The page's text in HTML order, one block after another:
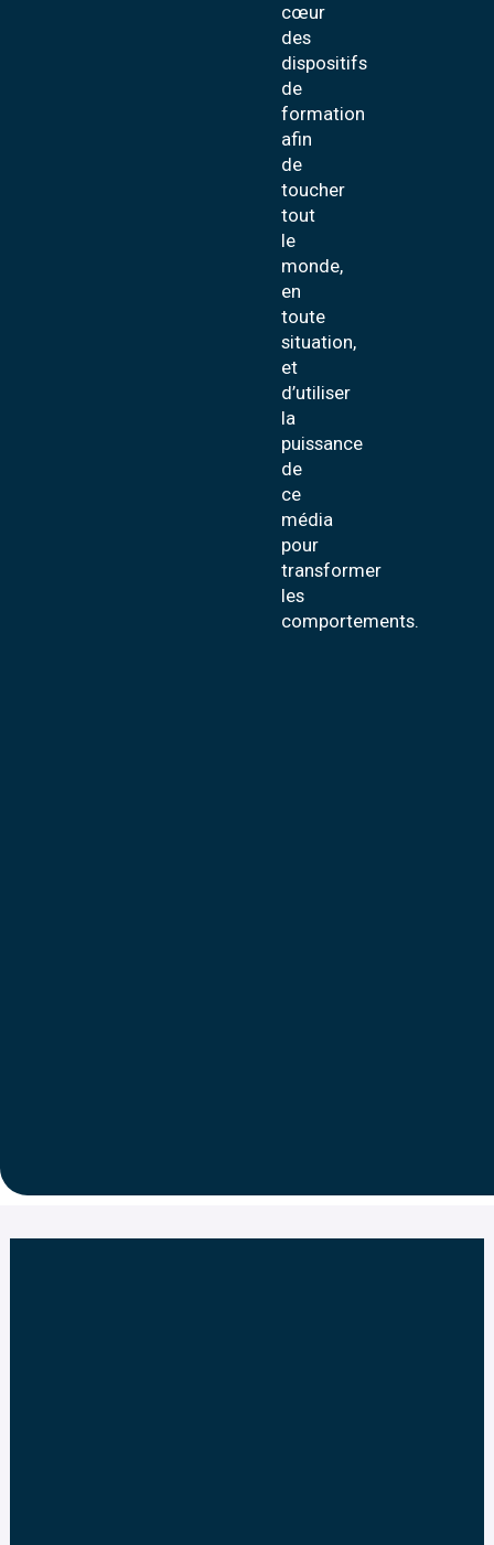
cœur
des
dispositifs
de
formation
afin
de
toucher
tout
le
monde,
en
toute
situation,
et
d’utiliser
la
puissance
de
ce
média
pour
transformer
les
comportements.